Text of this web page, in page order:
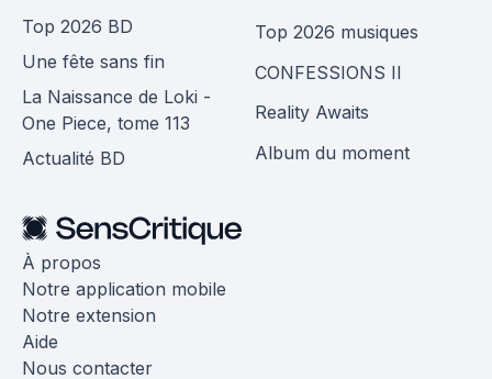
Top 2026 BD
Une fête sans fin
La Naissance de Loki -
One Piece, tome 113
Actualité BD
Top 2026 musiques
CONFESSIONS II
Reality Awaits
Album du moment
À propos
Notre application mobile
Notre extension
Aide
Nous contacter